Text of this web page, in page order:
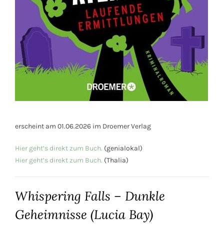
erscheint am 01.06.2026 im Droemer Verlag
Hier geht’s direkt zum Buch. (genialokal)
Hier geht’s direkt zum Buch. (Thalia)
Whispering Falls – Dunkle
Geheimnisse (Lucia Bay)